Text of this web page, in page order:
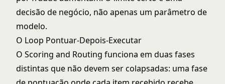
decisão de negócio, não apenas um parâmetro de
modelo.
O Loop Pontuar-Depois-Executar
O Scoring and Routing funciona em duas fases
distintas que não devem ser colapsadas: uma fase